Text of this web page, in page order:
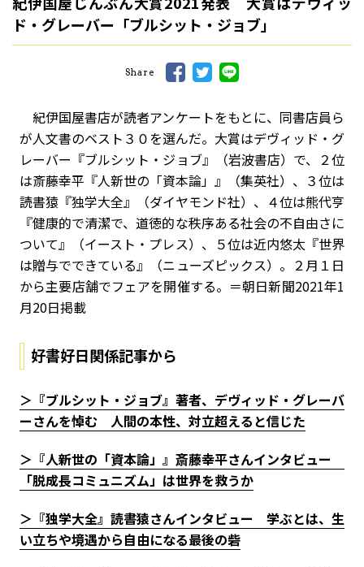
ド・グレーバー「ブルシット・ジョブ」
Share
紀伊国屋書店が読者アンケートをもとに、同書店員ら
が人文書のベスト３０を選んだ。大賞はデヴィッド・グ
レーバー『ブルシット・ジョブ』（岩波書店）で、２位
は斎藤幸平『人新世の「資本論」』（集英社）、３位は
読書猿『独学大全』（ダイヤモンド社）、４位は熊代亨
『健康的で清潔で、道徳的な秩序ある社会の不自由さに
ついて』（イースト・プレス）、５位は近内悠太『世界
は贈与でできている』（ニューズピックス）。２月１日
から主要店舗でフェアを開催する。＝朝日新聞2021年1
月20日掲載
好書好日関係記事から
＞ 『ブルシット・ジョブ』著者、 デヴィッド・グレーバ
ーさんを悼む 人間の本性、対立超えると信じた
＞『人新世の「資本論」』斎藤幸平さんインタビュー
「脱成長コミュニズム」は世界を救うか
＞『独学大全』読書猿さんインタビュー 学ぶとは、生
い立ちや境遇から自由になる最後の砦